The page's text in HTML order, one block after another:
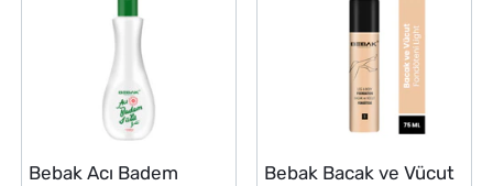
Bebak Acı Badem
Bebak Bacak ve Vücut